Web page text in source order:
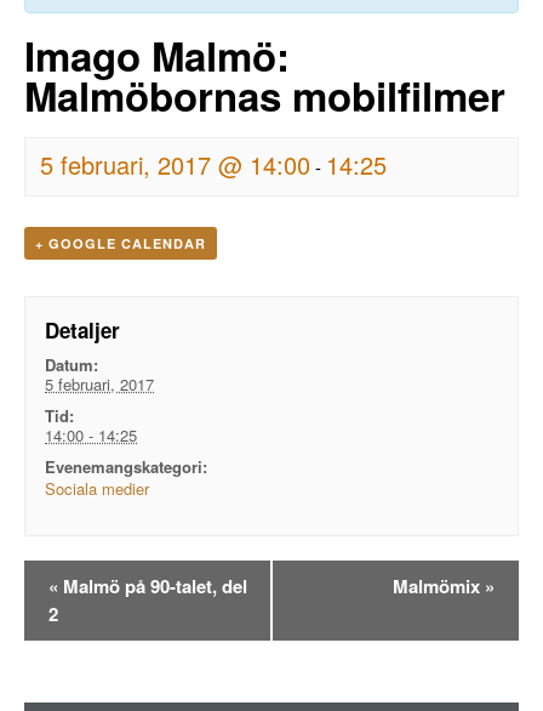
Imago Malmö:
Malmöbornas mobilfilmer
5 februari, 2017 @ 14:00- 14:25
+ GOOGLE CALENDAR
Detaljer
Datum:
5 februari, 2017
Tid:
14:00 - 14:25
Evenemangskategori:
Sociala medier
Evenemangsnavigation
« Malmö på 90-talet, del
2
Malmömix »